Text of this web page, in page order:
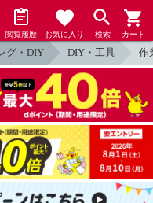
閲覧履歴 お気に入り 検索 カート
グ・DIY DIY・工具 作